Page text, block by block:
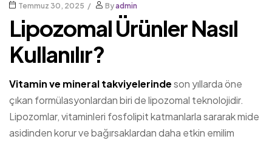
Temmuz 30, 2025 Byadmin
Lipozomal Ürünler Nasıl
Kullanılır?
Vitamin ve mineral takviyelerindeson yıllarda öne
çıkan formülasyonlardan biri de lipozomal teknolojidir.
Lipozomlar, vitaminleri fosfolipit katmanlarla sararak mide
asidinden korur ve bağırsaklardan daha etkin emilim